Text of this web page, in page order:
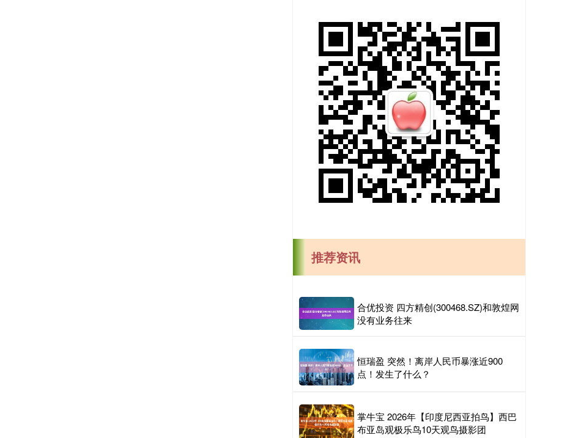
推荐资讯
合优投资 四方精创(300468.SZ)和敦煌网
没有业务往来
恒瑞盈 突然！离岸人民币暴涨近900
点！发生了什么？
掌牛宝 2026年【印度尼西亚拍鸟】西巴
布亚岛观极乐鸟10天观鸟摄影团